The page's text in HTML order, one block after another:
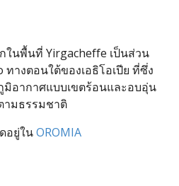
ในพื้นที่ Yirgacheffe เป็นส่วน
างตอนใต้ของเอธิโอเปีย ที่ซึ่ง
มิอากาศแบบเขตร้อนและอบอุ่น
ามธรรมชาติ
อยู่ใน OROMIA